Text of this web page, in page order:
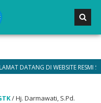
DATANG DI WEBSITE RESMI SMP
/Hj. Darmawati, S.Pd.